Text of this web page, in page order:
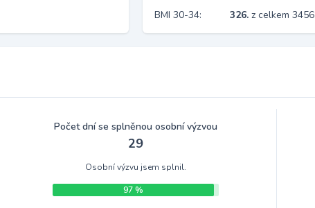
BMI 30-34:
326. z celkem 3456
Počet dní se splněnou osobní výzvou
29
Osobní výzvu jsem splnil.
97 %